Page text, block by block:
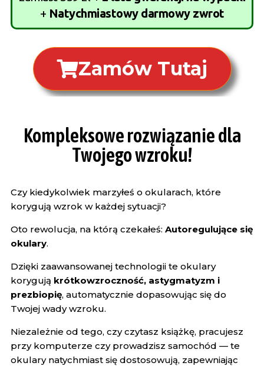
+ Natychmiastowy darmowy zwrot
Zamów Tutaj
Kompleksowe rozwiązanie dla
Twojego wzroku!
Czy kiedykolwiek marzyłeś o okularach, które
korygują wzrok w każdej sytuacji?
Oto rewolucja, na którą czekałeś: Autoregulujące się
okulary.
Dzięki zaawansowanej technologii te okulary
korygują krótkowzroczność, astygmatyzm i
prezbiopię, automatycznie dopasowując się do
Twojej wady wzroku.
Niezależnie od tego, czy czytasz książkę, pracujesz
przy komputerze czy prowadzisz samochód — te
okulary natychmiast się dostosowują, zapewniając